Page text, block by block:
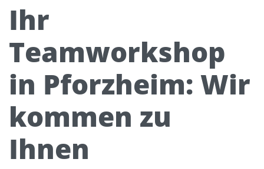
Ihr
Teamworkshop
in Pforzheim: Wir
kommen zu
Ihnen